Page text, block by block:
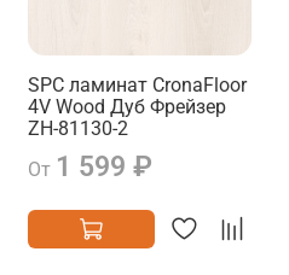
SPC ламинат CronaFloor
4V Wood Дуб Фрейзер
ZH-81130-2
От 1 599 ₽